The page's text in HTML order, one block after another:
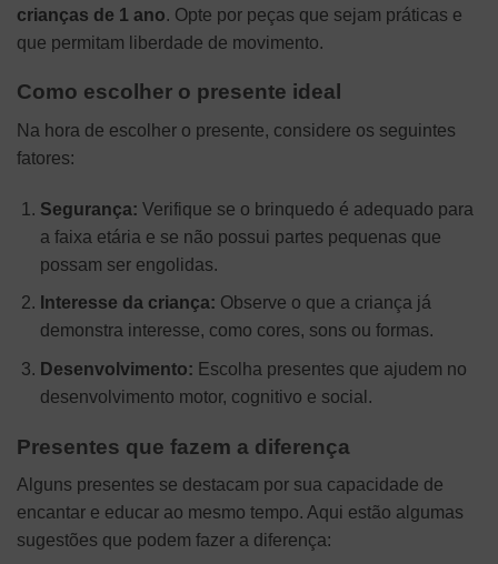
crianças de 1 ano. Opte por peças que sejam práticas e
que permitam liberdade de movimento.
Como escolher o presente ideal
Na hora de escolher o presente, considere os seguintes
fatores:
Segurança: Verifique se o brinquedo é adequado para
a faixa etária e se não possui partes pequenas que
possam ser engolidas.
Interesse da criança: Observe o que a criança já
demonstra interesse, como cores, sons ou formas.
Desenvolvimento: Escolha presentes que ajudem no
desenvolvimento motor, cognitivo e social.
Presentes que fazem a diferença
Alguns presentes se destacam por sua capacidade de
encantar e educar ao mesmo tempo. Aqui estão algumas
sugestões que podem fazer a diferença: